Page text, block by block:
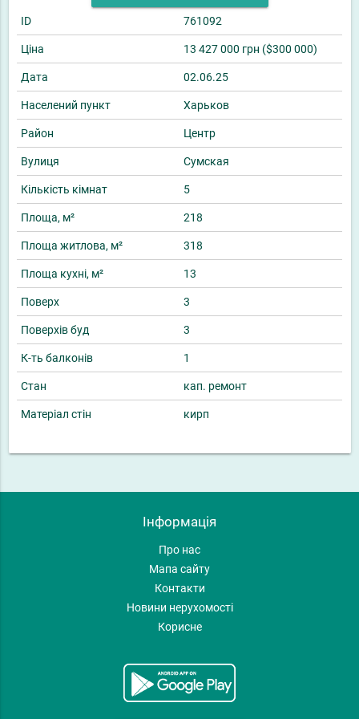
ID 761092
Ціна 13 427 000 грн ($300 000)
Дата 02.06.25
Населений пункт Харьков
Район Центр
Вулиця Сумская
Кількість кімнат 5
Площа, м² 218
Площа житлова, м² 318
Площа кухні, м² 13
Поверх 3
Поверхів буд 3
К-ть балконів 1
Стан кап. ремонт
Матеріал стін кирп
Інформація
Про нас
Мапа сайту
Контакти
Новини нерухомості
Корисне